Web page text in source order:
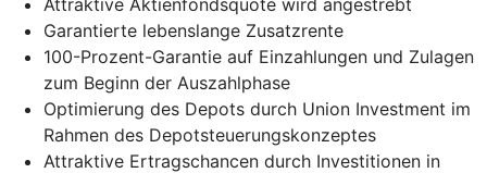
Garantierte lebenslange Zusatzrente
100-Prozent-Garantie auf Einzahlungen und Zulagen
zum Beginn der Auszahlphase
Optimierung des Depots durch Union Investment im
Rahmen des Depotsteuerungskonzeptes
Attraktive Ertragschancen durch Investitionen in